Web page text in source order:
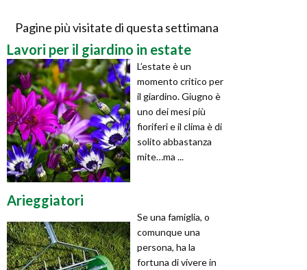
Pagine più visitate di questa settimana
Lavori per il giardino in estate
L’estate è un
momento critico per
il giardino. Giugno è
uno dei mesi più
fioriferi e il clima è di
solito abbastanza
mite…ma ...
Arieggiatori
Se una famiglia, o
comunque una
persona, ha la
fortuna di vivere in